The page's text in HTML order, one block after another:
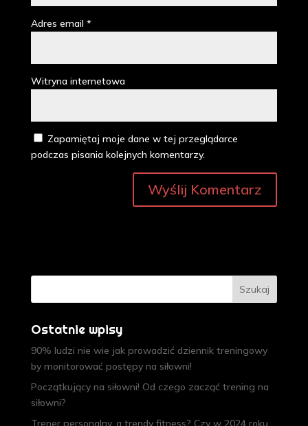
Adres email *
Witryna internetowa
Zapamiętaj moje dane w tej przeglądarce
podczas pisania kolejnych komentarzy.
Ostatnie wpisy
90% ludzi nie wie jak prowadzić dziennik treningowy
by monitorować postępy na siłowni!
Początkujący na siłowni! Od czego zacząć trening na
siłowni?
Trener personalny, a trendy fitness? Czy w 2024 roku